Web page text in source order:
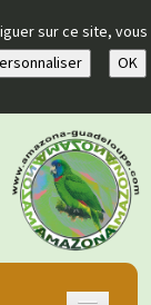
sur ce site, vous
OK